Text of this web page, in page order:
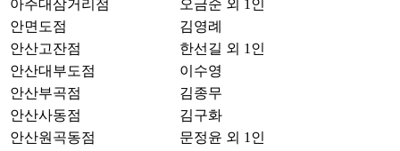
아주대삼거리점
오금순 외 1인
안면도점
김영례
안산고잔점
한선길 외 1인
안산대부도점
이수영
안산부곡점
김종무
안산사동점
김구화
안산원곡동점
문정윤 외 1인